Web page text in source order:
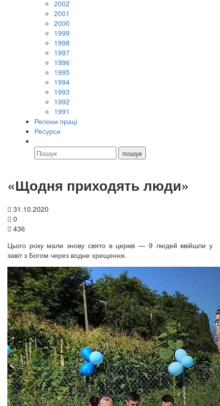
2002
2001
2000
1999
1998
1997
1996
1995
1994
1993
1992
1991
Регіони праці
Ресурси
«Щодня приходять люди»
31.10.2020
0
436
Цього року мали знову свято в церкві — 9 людей ввійшли у
завіт з Богом через водне хрещення.